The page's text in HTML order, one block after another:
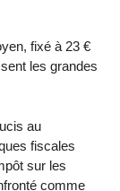
fixé à 23 €
les grandes
au
fiscales
sur les
comme